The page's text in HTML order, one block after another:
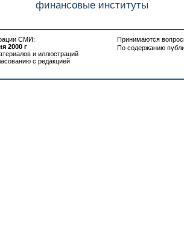
финансовые институты
СМИ:
2000 г
и иллюстраций
с редакцией
Принимаются
По содержанию